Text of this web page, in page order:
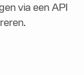
via een API